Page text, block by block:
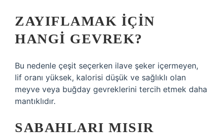
ZAYIFLAMAK IÇIN
HANGI GEVREK?
Bu nedenle çeşit seçerken ilave şeker içermeyen,
lif oranı yüksek, kalorisi düşük ve sağlıklı olan
meyve veya buğday gevreklerini tercih etmek daha
mantıklıdır.
SABAHLARI MISIR